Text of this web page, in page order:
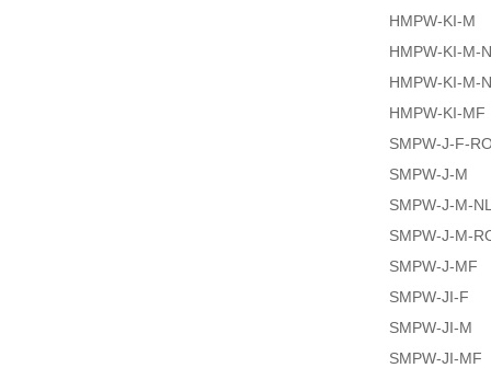
HMPW-KI-M
HMPW-KI-M-
HMPW-KI-M-
HMPW-KI-MF
SMPW-J-F-
SMPW-J-M
SMPW-J-M-
SMPW-J-M-
SMPW-J-MF
SMPW-JI-F
SMPW-JI-M
SMPW-JI-MF